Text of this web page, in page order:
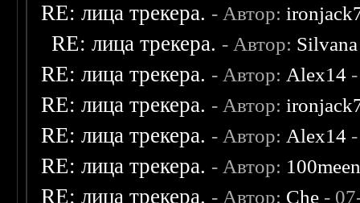
RE: лица трекера. - Автор:
RE: лица трекера. - Автор: Silvana
RE: лица трекера. - Автор: Alex14
RE: лица трекера. - Автор:
RE: лица трекера. - Автор: Alex14
RE: лица трекера. - Автор:
RE: лица трекера. - Автор: Che -